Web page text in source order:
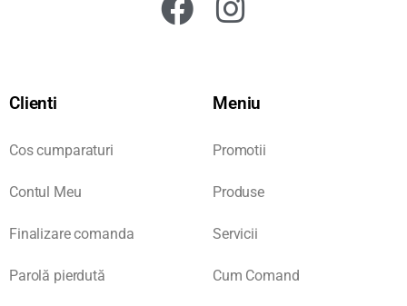
Clienti
Cos cumparaturi
Contul Meu
Finalizare comanda
Parolă pierdută
Meniu
Promotii
Produse
Servicii
Cum Comand